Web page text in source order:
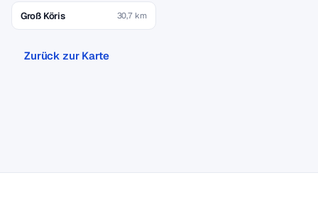
Groß Köris 30,7 km
Zurück zur Karte